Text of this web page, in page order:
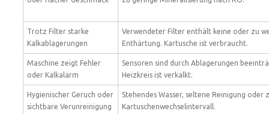
Trotz Filter starke
Kalkablagerungen
Verwendeter Filter enthält keine oder zu
Enthärtung. Kartusche ist verbraucht.
Maschine zeigt Fehler
oder Kalkalarm
Sensoren sind durch Ablagerungen
Heizkreis ist verkalkt.
Hygienischer Geruch oder
sichtbare Verunreinigung
Stehendes Wasser, seltene Reinigung oder
Kartuschenwechselintervall.